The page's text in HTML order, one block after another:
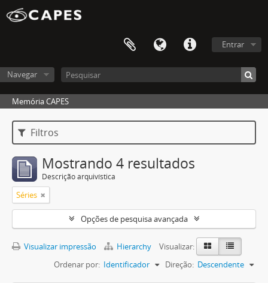
Entrar
Navegar
Memória CAPES
Filtros
Mostrando 4 resultados
Descrição arquivística
Séries
Opções de pesquisa avançada
Visualizar impressão Hierarchy
Visualizar:
Ordenar por: Identificador Direção: Descendente